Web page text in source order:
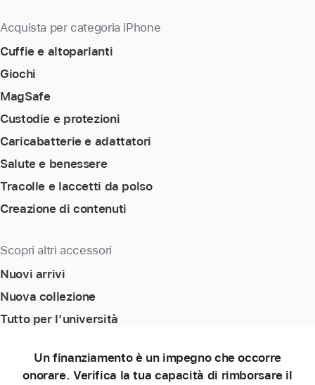
Acquista per categoria iPhone
Cuffie e altoparlanti
Giochi
MagSafe
Custodie e protezioni
Caricabatterie e adattatori
Salute e benessere
Tracolle e laccetti da polso
Creazione di contenuti
Scopri altri accessori
Nuovi arrivi
Nuova collezione
Tutto per l’università
Un finanziamento è un impegno che occorre
onorare. Verifica la tua capacità di rimborsare il